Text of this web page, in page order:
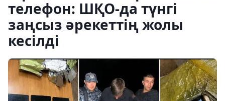
телефон: ШҚО-да түнгі
заңсыз әрекеттің жолы
кесілді